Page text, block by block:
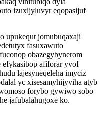
izuxijyluvyr eqopasijuf
upukequt jomubuqaxaji
fasuxawuto
obazegybynerom
afiforar yvof
lajesyneqeleha imyciz
yc xisesamyhijyviha atyb
forybo gywiwo sobo
jafubalahugoxe ko.